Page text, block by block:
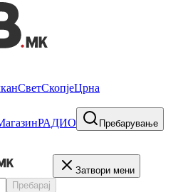
СветСкопјеЦрна
РАДИО Пребарување
Затвори мени
Пребарај